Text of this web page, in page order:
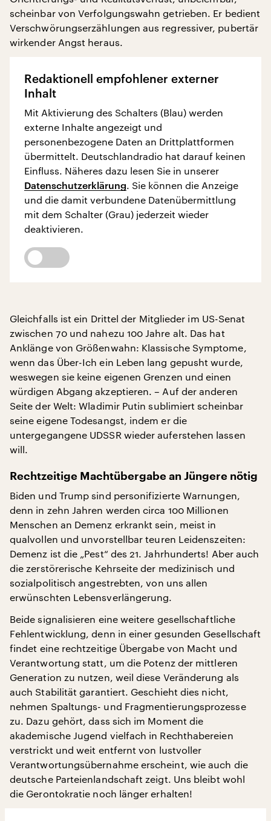
scheinbar von Verfolgungswahn getrieben. Er bedient
Verschwörungserzählungen aus regressiver, pubertär
wirkender Angst heraus.
Redaktionell empfohlener externer
Inhalt
Mit Aktivierung des Schalters (Blau) werden
externe Inhalte angezeigt und
personenbezogene Daten an Drittplattformen
übermittelt. Deutschlandradio hat darauf keinen
Einfluss. Näheres dazu lesen Sie in unserer
Datenschutzerklärung. Sie können die Anzeige
und die damit verbundene Datenübermittlung
mit dem Schalter (Grau) jederzeit wieder
deaktivieren.
Gleichfalls ist ein Drittel der Mitglieder im US-Senat
zwischen 70 und nahezu 100 Jahre alt. Das hat
Anklänge von Größenwahn: Klassische Symptome,
wenn das Über-Ich ein Leben lang gepusht wurde,
weswegen sie keine eigenen Grenzen und einen
würdigen Abgang akzeptieren. – Auf der anderen
Seite der Welt: Wladimir Putin sublimiert scheinbar
seine eigene Todesangst, indem er die
untergegangene UDSSR wieder auferstehen lassen
will.
Rechtzeitige Machtübergabe an Jüngere nötig
Biden und Trump sind personifizierte Warnungen,
denn in zehn Jahren werden circa 100 Millionen
Menschen an Demenz erkrankt sein, meist in
qualvollen und unvorstellbar teuren Leidenszeiten:
Demenz ist die „Pest“ des 21. Jahrhunderts! Aber auch
die zerstörerische Kehrseite der medizinisch und
sozialpolitisch angestrebten, von uns allen
erwünschten Lebensverlängerung.
Beide signalisieren eine weitere gesellschaftliche
Fehlentwicklung, denn in einer gesunden Gesellschaft
findet eine rechtzeitige Übergabe von Macht und
Verantwortung statt, um die Potenz der mittleren
Generation zu nutzen, weil diese Veränderung als
auch Stabilität garantiert. Geschieht dies nicht,
nehmen Spaltungs- und Fragmentierungsprozesse
zu. Dazu gehört, dass sich im Moment die
akademische Jugend vielfach in Rechthabereien
verstrickt und weit entfernt von lustvoller
Verantwortungsübernahme erscheint, wie auch die
deutsche Parteienlandschaft zeigt. Uns bleibt wohl
die Gerontokratie noch länger erhalten!